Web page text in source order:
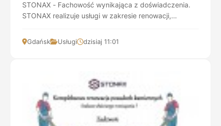
STONAX - Fachowość wynikająca z doświadczenia.
STONAX realizuje usługi w zakresie renowacji,
Gdańsk Usługi dzisiaj 11:01